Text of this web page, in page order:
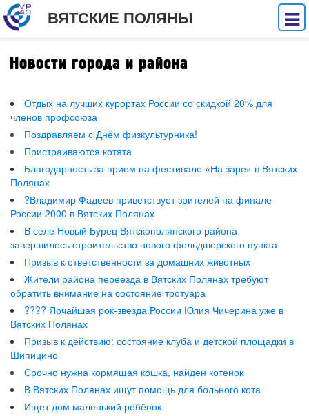
ВЯТСКИЕ ПОЛЯНЫ
Новости города и района
Отдых на лучших курортах России со скидкой 20% для
членов профсоюза
Поздравляем с Днём физкультурника!
Пристраиваются котята
Благодарность за прием на фестивале «На заре» в Вятских
Полянах
?Владимир Фадеев приветствует зрителей на финале
России 2000 в Вятских Полянах
В селе Новый Бурец Вятскополянского района
завершилось строительство нового фельдшерского пункта
Призыв к ответственности за домашних животных
Жители района переезда в Вятских Полянах требуют
обратить внимание на состояние тротуара
???? Ярчайшая рок-звезда России Юлия Чичерина уже в
Вятских Полянах
Призыв к действию: состояние клуба и детской площадки в
Шипицино
Срочно нужна кормящая кошка, найден котёнок
В Вятских Полянах ищут помощь для больного кота
Ищет дом маленький ребёнок